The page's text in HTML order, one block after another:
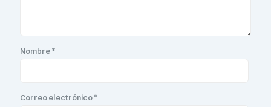
Nombre*
Correo electrónico*